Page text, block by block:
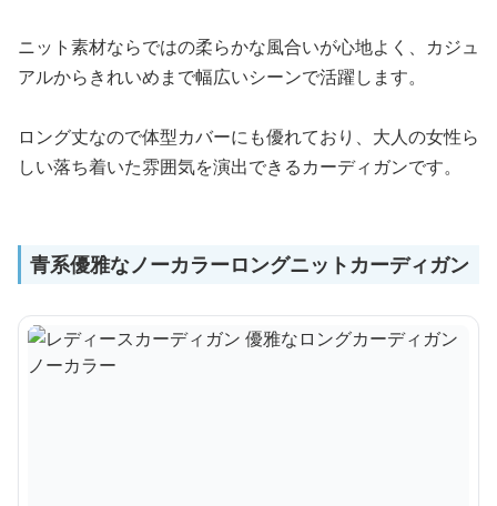
ニット素材ならではの柔らかな風合いが心地よく、カジュ
アルからきれいめまで幅広いシーンで活躍します。
ロング丈なので体型カバーにも優れており、大人の女性ら
しい落ち着いた雰囲気を演出できるカーディガンです。
青系優雅なノーカラーロングニットカーディガン